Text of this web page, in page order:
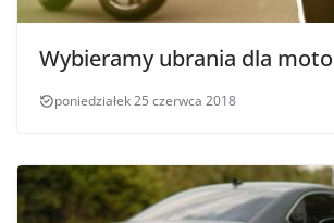
Wybieramy ubrania dla
poniedziałek 25 czerwca 2018